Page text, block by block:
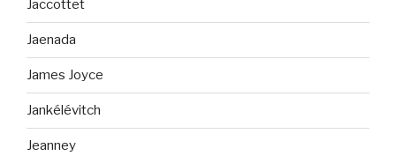
Jaccottet
Jaenada
James Joyce
Jankélévitch
Jeanney